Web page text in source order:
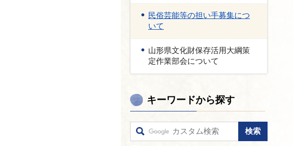
民俗芸能等の担い手募集につ
いて
山形県文化財保存活用大綱策
定作業部会について
キーワードから探す